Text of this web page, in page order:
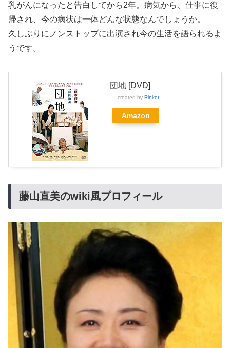
乳がんになったと告白してから2年。病気から、仕事に復
帰され、今の病状は一体どんな状態なんでしょうか。
久しぶりにノンストップに出演され今の生活を語られるよ
うです。
団地 [DVD]
created by Rinker
Amazon
藤山直美のwiki風プロフィール